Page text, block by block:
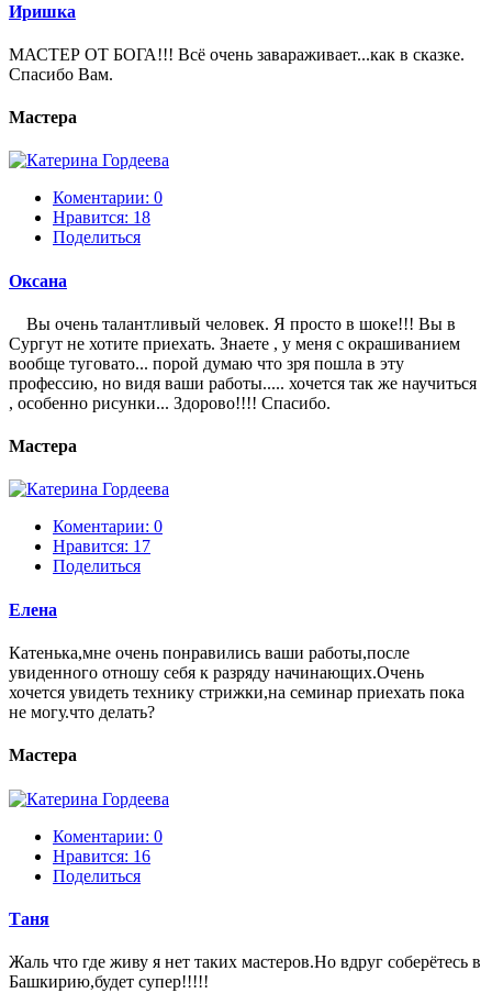
Иришка
МАСТЕР ОТ БОГА!!! Всё очень завараживает...как в сказке.
Спасибо Вам.
Мастера
Коментарии: 0
Нравится: 18
Поделиться
Оксана
Вы очень талантливый человек. Я просто в шоке!!! Вы в
Сургут не хотите приехать. Знаете , у меня с окрашиванием
вообще туговато... порой думаю что зря пошла в эту
профессию, но видя ваши работы..... хочется так же научиться
, особенно рисунки... Здорово!!!! Спасибо.
Мастера
Коментарии: 0
Нравится: 17
Поделиться
Елена
Катенька,мне очень понравились ваши работы,после
увиденного отношу себя к разряду начинающих.Очень
хочется увидеть технику стрижки,на семинар приехать пока
не могу.что делать?
Мастера
Коментарии: 0
Нравится: 16
Поделиться
Таня
Жаль что где живу я нет таких мастеров.Но вдруг соберётесь в
Башкирию,будет супер!!!!!